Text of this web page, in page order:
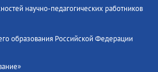
научно-педагогических работников
образования Российской Федерации